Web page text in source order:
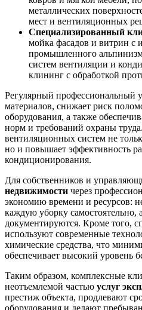
металлических
мест и вентиляционных
Специализированный
мойка фасадов и витрин с
промышленного
систем вентиляции и
клининг с обработкой
Регулярный профессиональный
материалов, снижает риск
оборудования, а также
норм и требований охраны
вентиляционных систем не
но и повышает эффективность
кондиционирования.
Для собственников и
недвижимости через
экономию времени и ресурсов:
каждую уборку самостоятельно,
документируются. Кроме
используют современные
химические средства, что
обеспечивает высокий уровень
Таким образом, комплексные
неотъемлемой частью услуг
престиж объекта, продлевают